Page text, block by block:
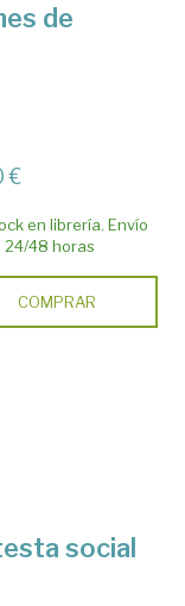
de
€
en librería. Envío
24/48 horas
COMPRAR
social